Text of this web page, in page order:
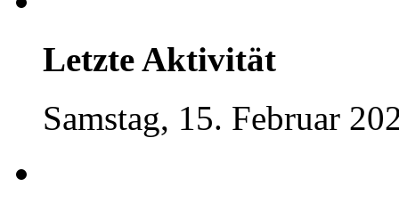
Letzte Aktivität
Samstag, 15. Februar